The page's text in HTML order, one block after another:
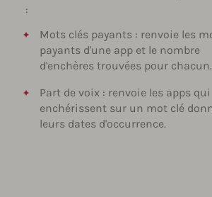
:
Mots clés payants : renvoie les
payants d'une app et le nombre
d'enchères trouvées pour chacun.
Part de voix : renvoie les apps qui
enchérissent sur un mot clé
leurs dates d'occurrence.